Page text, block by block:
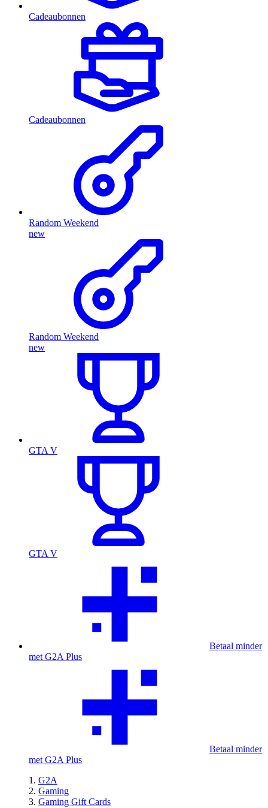
Cadeaubonnen
Cadeaubonnen
Random Weekend
new
Random Weekend
new
GTA V
GTA V
Betaal minder
met G2A Plus
Betaal minder
met G2A Plus
G2A
Gaming
Gaming Gift Cards